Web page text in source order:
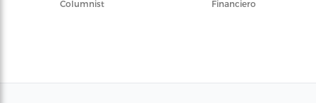
Columnist
Financiero